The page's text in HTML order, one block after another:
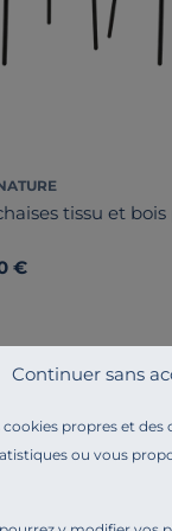
propres et des
ou vous
Continuer sans
tissu et
€